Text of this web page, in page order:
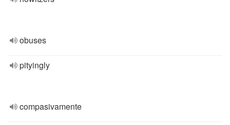
obuses
pityingly
compasivamente